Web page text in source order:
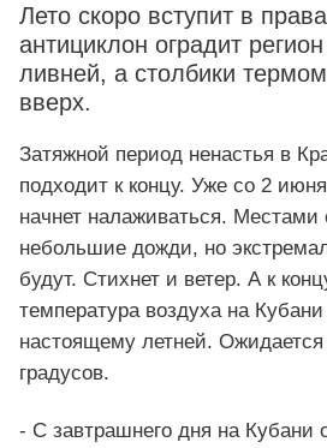
Лето скоро вступит в
антициклон оградит
ливней, а столбики
вверх.
Затяжной период ненастья в
подходит к концу. Уже со 2
начнет налаживаться.
небольшие дожди, но
будут. Стихнет и ветер. А к
температура воздуха на Кубани
настоящему летней.
градусов.
- С завтрашнего дня на Кубани